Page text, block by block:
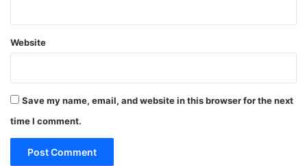
Website
Save my name, email, and website in this browser for the next
time I comment.